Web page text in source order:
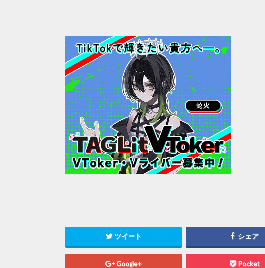
ツイート シェア
Google+ Pocket